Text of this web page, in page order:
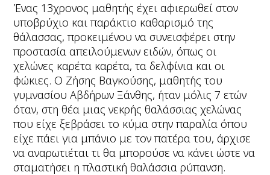
Ένας 13χρονος μαθητής έχει αφιερωθεί στον
υποβρύχιο και παράκτιο καθαρισμό της
θάλασσας, προκειμένου να συνεισφέρει στην
προστασία απειλούμενων ειδών, όπως οι
χελώνες καρέτα καρέτα, τα δελφίνια και οι
φώκιες. Ο Ζήσης Βαγκούσης, μαθητής του
γυμνασίου Αβδήρων Ξάνθης, ήταν μόλις 7 ετών
όταν, στη θέα μιας νεκρής θαλάσσιας χελώνας
που είχε ξεβράσει το κύμα στην παραλία όπου
είχε πάει για μπάνιο με τον πατέρα του, άρχισε
να αναρωτιέται τι θα μπορούσε να κάνει ώστε να
σταματήσει η πλαστική θαλάσσια ρύπανση.